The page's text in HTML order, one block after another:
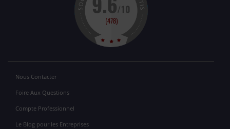
Nous Contacter
Foire Aux Questions
Compte Professionnel
Le Blog pour les Entreprises